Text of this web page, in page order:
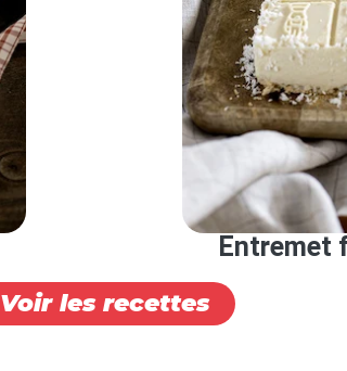
Entremet
Voir les recettes